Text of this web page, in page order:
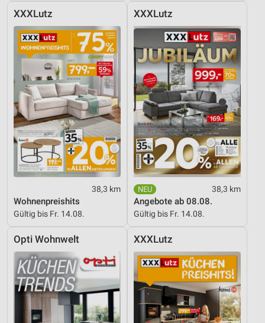
XXXLutz
38,3 km
Wohnenpreishits
Gültig bis Fr. 14.08.
XXXLutz
38,3 km
Angebote ab 08.08.
Gültig bis Fr. 14.08.
Opti Wohnwelt XXXLutz
Funktional
Werbung